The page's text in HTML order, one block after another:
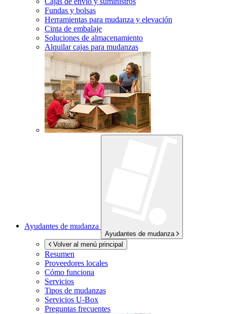
Fundas y bolsas
Herramientas para mudanza y elevación
Cinta de embalaje
Soluciones de almacenamiento
Alquilar cajas para mudanzas
Ayudantes de mudanza
Ayudantes de mudanza
Volver al menú principal
Resumen
Proveedores locales
Cómo funciona
Servicios
Tipos de mudanzas
Servicios U-Box
Preguntas frecuentes